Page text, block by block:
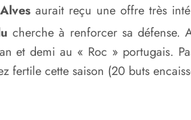
aurait reçu une offre très
cherche à renforcer sa défense.
et demi au « Roc » portugais.
cette saison (20 buts